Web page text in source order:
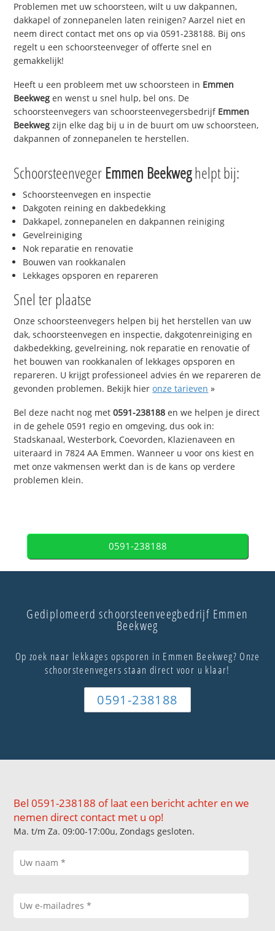
Problemen met uw schoorsteen, wilt u uw dakpannen,
dakkapel of zonnepanelen laten reinigen? Aarzel niet en
neem direct contact met ons op via 0591-238188. Bij ons
regelt u een schoorsteenveger of offerte snel en
gemakkelijk!
Heeft u een probleem met uw schoorsteen in Emmen
Beekweg en wenst u snel hulp, bel ons. De
schoorsteenvegers van schoorsteenvegersbedrijf Emmen
Beekweg zijn elke dag bij u in de buurt om uw schoorsteen,
dakpannen of zonnepanelen te herstellen.
Schoorsteenveger Emmen Beekweghelpt bij:
Schoorsteenvegen en inspectie
Dakgoten reining en dakbedekking
Dakkapel, zonnepanelen en dakpannen reiniging
Gevelreiniging
Nok reparatie en renovatie
Bouwen van rookkanalen
Lekkages opsporen en repareren
Snel ter plaatse
Onze schoorsteenvegers helpen bij het herstellen van uw
dak, schoorsteenvegen en inspectie, dakgotenreiniging en
dakbedekking, gevelreining, nok reparatie en renovatie of
het bouwen van rookkanalen of lekkages opsporen en
repareren. U krijgt professioneel advies én we repareren de
gevonden problemen. Bekijk hieronze tarieven »
Bel deze nacht nog met0591-238188 en we helpen je direct
in de gehele 0591 regio en omgeving, dus ook in:
Stadskanaal, Westerbork, Coevorden, Klazienaveen en
uiteraard in 7824 AA Emmen. Wanneer u voor ons kiest en
met onze vakmensen werkt dan is de kans op verdere
problemen klein.
0591-238188
Gediplomeerd schoorsteenveegbedrijf Emmen
Beekweg
Op zoek naar lekkages opsporen in Emmen Beekweg? Onze
schoorsteenvegers staan direct voor u klaar!
0591-238188
Bel 0591-238188 of laat een bericht achter en we
nemen direct contact met u op!
Ma. t/m Za. 09:00-17:00u, Zondags gesloten.